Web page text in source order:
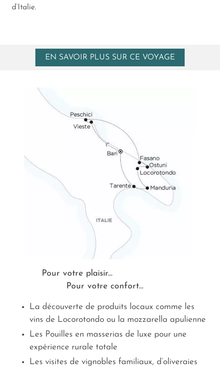
d’Italie.
EN SAVOIR PLUS SUR CE VOYAGE
Pour votre plaisir...
Pour votre confort...
La découverte de produits locaux comme les
vins de Locorotondo ou la mozzarella apulienne
Les Pouilles en masserias de luxe pour une
expérience rurale totale
Les visites de vignobles familiaux, d’oliveraies